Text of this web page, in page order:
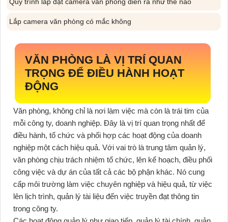
Lắp camera văn phòng có mắc không
VĂN PHÒNG LÀ VỊ TRÍ QUAN
TRỌNG ĐỂ ĐIỀU HÀNH HOẠT
ĐỘNG
Văn phòng, không chỉ là nơi làm việc mà còn là trái tim của
mỗi công ty, doanh nghiệp. Đây là vị trí quan trọng nhất để
điều hành, tổ chức và phối hợp các hoạt động của doanh
nghiệp một cách hiệu quả. Với vai trò là trung tâm quản lý,
văn phòng chịu trách nhiệm tổ chức, lên kế hoạch, điều phối
công việc và dự án của tất cả các bộ phận khác. Nó cung
cấp môi trường làm việc chuyên nghiệp và hiệu quả, từ việc
lên lịch trình, quản lý tài liệu đến việc truyền đạt thông tin
trong công ty.